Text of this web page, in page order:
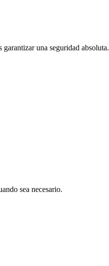
una seguridad absoluta.
sea necesario.